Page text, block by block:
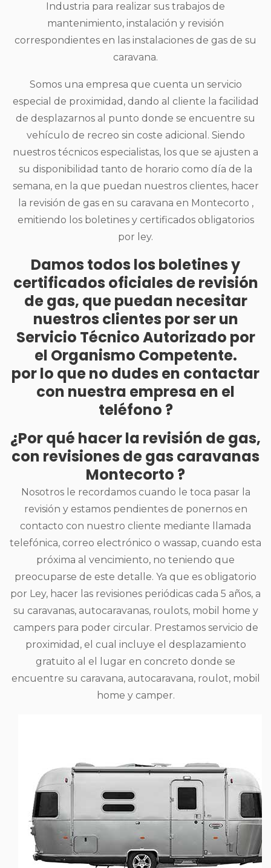
Industria para realizar sus trabajos de
mantenimiento, instalación y revisión
correspondientes en las instalaciones de gas de su
caravana.
Somos una empresa que cuenta un servicio
especial de proximidad, dando al cliente la facilidad
de desplazarnos al punto donde se encuentre su
vehículo de recreo sin coste adicional. Siendo
nuestros técnicos especialistas, los que se ajusten a
su disponibilidad tanto de horario como día de la
semana, en la que puedan nuestros clientes, hacer
la revisión de gas en su caravana en Montecorto ,
emitiendo los boletines y certificados obligatorios
por ley.
Damos todos los boletines y
certificados oficiales de revisión
de gas, que puedan necesitar
nuestros clientes por ser un
Servicio Técnico Autorizado por
el Organismo Competente.
por lo que no dudes en contactar
con nuestra empresa en el
teléfono ?
¿Por qué hacer la revisión de gas,
con revisiones de gas caravanas
Montecorto ?
Nosotros le recordamos cuando le toca pasar la
revisión y estamos pendientes de ponernos en
contacto con nuestro cliente mediante llamada
telefónica, correo electrónico o wassap, cuando esta
próxima al vencimiento, no teniendo que
preocuparse de este detalle. Ya que es obligatorio
por Ley, hacer las revisiones periódicas cada 5 años, a
su caravanas, autocaravanas, roulots, mobil home y
campers para poder circular. Prestamos servicio de
proximidad, el cual incluye el desplazamiento
gratuito al el lugar en concreto donde se
encuentre su caravana, autocaravana, roulot, mobil
home y camper.